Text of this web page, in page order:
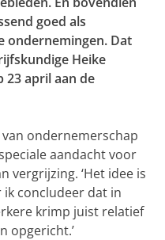
goed als
ondernemingen. Dat
Heike
23 april aan de
ondernemerschap
aandacht voor
vergrijzing. ‘Het idee is
concludeer dat in
krimp juist relatief
opgericht.’